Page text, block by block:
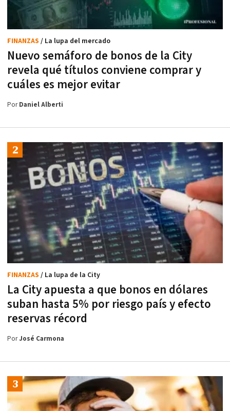
Nuevo semáforo de bonos de la City
revela qué títulos conviene comprar y
cuáles es mejor evitar
FINANZAS / La lupa del mercado
PorDaniel Alberti
La City apuesta a que bonos en dólares
suban hasta 5% por riesgo país y efecto
reservas récord
FINANZAS / La lupa de la City
PorJosé Carmona